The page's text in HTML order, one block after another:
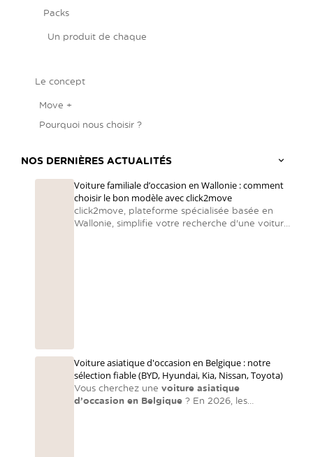
Packs
Un produit de chaque
Le concept
Move +
Pourquoi nous choisir ?
NOS DERNIÈRES ACTUALITÉS
Voiture familiale d’occasion en Wallonie : comment
choisir le bon modèle avec click2move
click2move, plateforme spécialisée basée en
Wallonie, simplifie votre recherche d'une voiture
Voiture asiatique d'occasion en Belgique : notre
sélection fiable (BYD, Hyundai, Kia, Nissan, Toyota)
Vous cherchez une voiture asiatique
d’occasion en Belgique ? En 2026, les